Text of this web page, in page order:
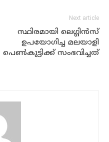
Next article
സ്ഥിരമായി ലെഗ്ഗിന്‍സ്
ഉപയോഗിച്ച മലയാളി
പെണ്‍കുട്ടിക്ക് സംഭവിച്ചത്